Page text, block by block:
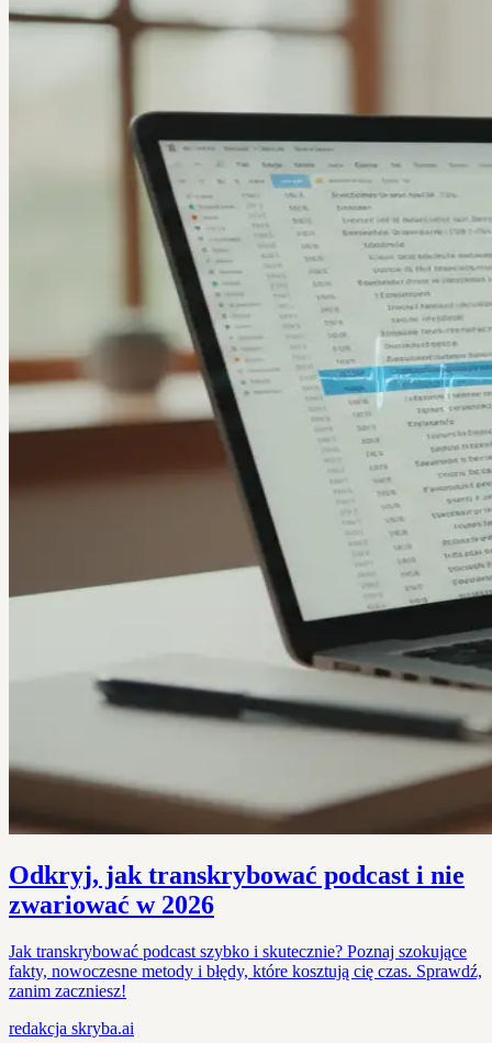
Odkryj, jak transkrybować podcast i nie
zwariować w 2026
Jak transkrybować podcast szybko i skutecznie? Poznaj szokujące
fakty, nowoczesne metody i błędy, które kosztują cię czas. Sprawdź,
zanim zaczniesz!
redakcja skryba.ai